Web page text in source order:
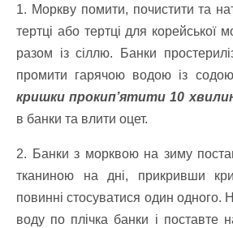
1. Моркву помити, почистити та
тертці або тертці для корейської
разом із сіллю. Банки
промити гарячою водою із
кришки прокип’ятити 10
в банки та влити оцет.
2. Банки з морквою на зиму
тканиною на дні, прикривши
повинні стосуватися один одного.
воду по плічка банки і поставте